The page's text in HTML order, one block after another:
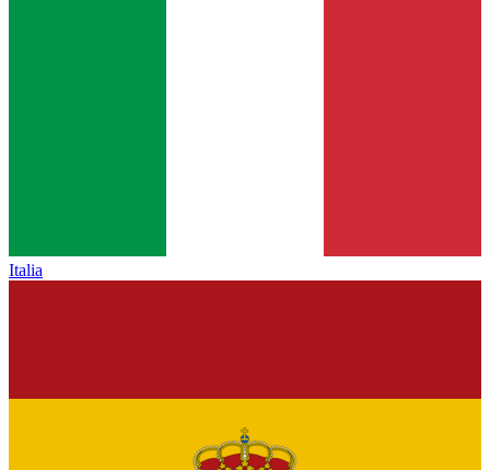
Italia